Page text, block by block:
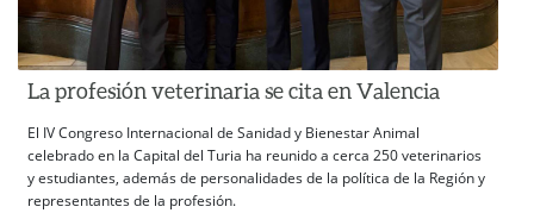
La profesión veterinaria se cita en Valencia
El IV Congreso Internacional de Sanidad y Bienestar Animal
celebrado en la Capital del Turia ha reunido a cerca 250 veterinarios
y estudiantes, además de personalidades de la política de la Región y
representantes de la profesión.